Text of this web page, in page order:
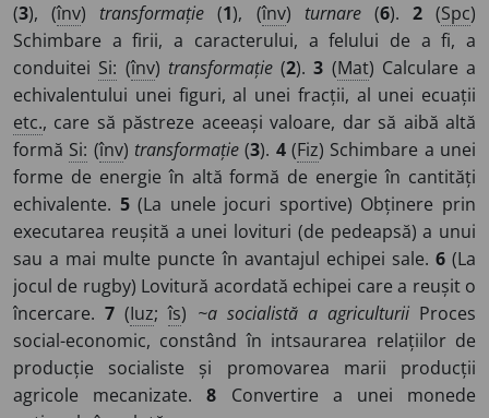
(3), (înv) transformație (1), (înv) turnare(6). 2(Spc)
Schimbare a firii, a caracterului, a felului de a fi, a
conduitei Si: (înv) transformație(2).3 (Mat) Calculare a
echivalentului unei figuri, al unei fracții, al unei ecuații
etc., care să păstreze aceeași valoare, dar să aibă altă
formă Si: (înv) transformație (3). 4(Fiz) Schimbare a unei
forme de energie în altă formă de energie în cantități
echivalente. 5(La unele jocuri sportive) Obținere prin
executarea reușită a unei lovituri (de pedeapsă) a unui
sau a mai multe puncte în avantajul echipei sale. 6(La
jocul de rugby) Lovitură acordată echipei care a reușit o
încercare.7 (Iuz;îs) ~a socialistă a agriculturiiProces
social-economic, constând în intsaurarea relațiilor de
producție socialiste și promovarea marii producții
agricole mecanizate.8 Convertire a unei monede